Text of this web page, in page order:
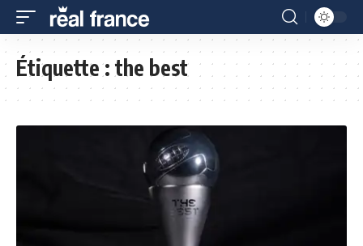
Étiquette :the best